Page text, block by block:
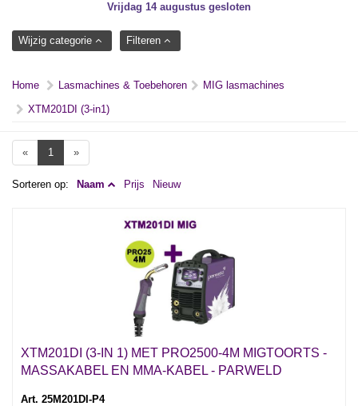
Vrijdag 14 augustus gesloten
Wijzig categorie Filteren
Home Lasmachines & Toebehoren
MIG lasmachines
XTM201DI (3-in1)
« 1 »
Sorteren op: Naam Prijs Nieuw
XTM201DI (3-IN 1) MET PRO2500-4M MIGTOORTS -
MASSAKABEL EN MMA-KABEL - PARWELD
Art. 25M201DI-P4